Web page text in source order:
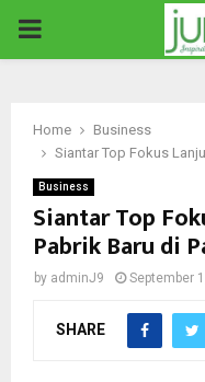
PRIMARY
Home
Business
Siantar Top Fokus
Business
Siantar Top
Pabrik Baru di
by adminJ9 September
SHARE